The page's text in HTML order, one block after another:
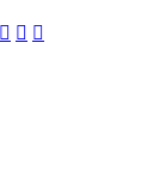
  